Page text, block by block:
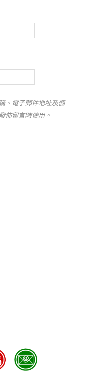
、電子郵件地址及個
佈留言時使用。